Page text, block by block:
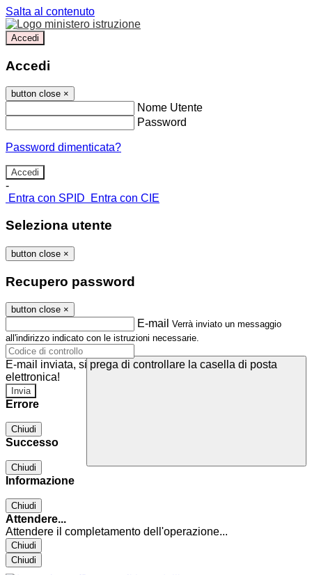
Salta al contenuto
Accedi
Accedi
button close ×
Nome Utente
Password
Password dimenticata?
-
Entra con SPID
Entra con CIE
Seleziona utente
button close ×
Recupero password
button close ×
E-mail Verrà inviato un messaggio
all'indirizzo indicato con le istruzioni necessarie.
E-mail inviata, si prega di controllare la casella di posta
elettronica!
Errore
Chiudi
Successo
Chiudi
Informazione
Chiudi
Attendere...
Attendere il completamento dell'operazione...
Chiudi
Chiudi